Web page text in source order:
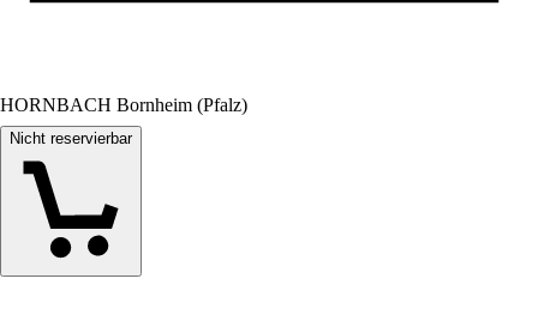
HORNBACH Bornheim (Pfalz)
Nicht reservierbar